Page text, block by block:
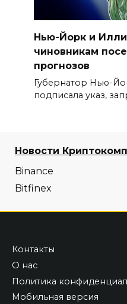
Нью-Йорк и
чиновникам
прогнозов
Губернатор Нью-
подписала указ,
Новости
Binance
Bitfinex
Контакты
О нас
Политика
Мобильная версия